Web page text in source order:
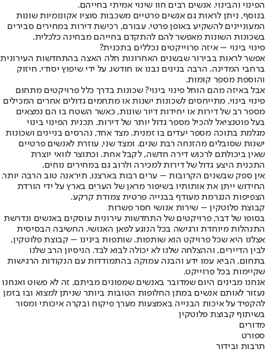
הפינוי והבינוי. אנשים רבים חוו שינוי אמיתי בחייהם.
בנוסף, ניתן לראות גם אנשים פרטיים משכבות סוציו אקונומיות שונות
המעוניינים להשקיע באופן פרטי. עבורם, רכישת דירות במחירים סבירים
בשכונות השונות מאפשר להם להתקדם בחייהם מבחינה כלכלית.
פינוי בינוי – איזה פרוייקטים נכללים בתכנית?
אפשר לראות בבירור שבשנים האחרונות חלה האצה בהתחדשות העירונית
ברחבי המדינה. הרבה בנינים נבנו או חודשו, על ידי שיפוץ יסודי, חיזוק
והוספת מספר קומות.
אבל באיזה מהם הוחל פינוי בינוי? שכונות בדרך כלל פרויקטים מתחום
פינוי בינוי, מתייחסים לשכונות ישנות או מתחמים גדולים אחרים המכילים
מספר רב של דירות או יחידות דיור שונות, כאשר השטח בו הם נמצאים
בעל פוטנציאל להכיל מספר גדול יותר של דירות. תכנית הפינוי בינוי
מגלמת בתוכה מספר יעדים בו זמנית. מצד אחד, נהרסים בניינים ושכונות
ישנות שסובלים מהזנחה רבת שנים. ומצד שני, עוזרת לאנשים פרטיים
שאין ביכולתם לרכוש דירה חדשה, לקבל אחת. וכתוצר לוואי יוצרת
התכנית היצע גדול של דירות למכירה ולרוב גם במחירים נוחים.
אין ספק שבשנים הקרובות – ערים רבות בארצנו, תיראנה טוב הרבה יותר.
החידוש ייתן את אותותיו בשיפור מראן של הערים בארץ על ידי הורדת
הצפיפות הנגרמת מעודף בבנייה פרטית צמודת קרקע.
קבוצת פלוטקין – שירות אנושי חסר פשרות
בסופו של דבר, פרויקטים של התחדשות עירונית עוסקים באנשים ונדרשת
התנהלות מיוחדת ורגישה בכל הנוגע לפאן האנושי. החשיבה הבסיסית
אצלנו היא שכל פרויקט הוא שותפות. שותפות בינינו – קבוצת פלוטקין,
לבין הדיירים, וההצלחה שלנו לא יכולה לבוא לבד. הניסיון הרב שלנו
בתחום, הביא עמו ידע והבנה עמוקה בהתמודדות עם הנקודות הרגישות
שקיימות בכל פרוייקט.
אנחנו מבינים היום שמדובר באנשים שמפונים מביתם, זה לא פשוט ואנחנו
נעזור לאותם אנשים במתן החלופות הטובות ביותר שניתן למצוא ובו בזמן
להקפיד על איכות הבנייה באמצעות מערך פיקוח ובקרה איכותי ומסור
בשיתוף קבוצת פלוטקין
מדורים
ספורט
תרבות ובידור